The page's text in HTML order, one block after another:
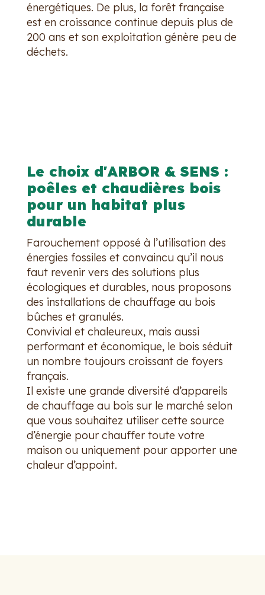
énergétiques. De plus, la forêt française
est en croissance continue depuis plus de
200 ans et son exploitation génère peu de
déchets.
Le choix d'ARBOR & SENS :
poêles et chaudières bois
pour un habitat plus
durable
Farouchement opposé à l’utilisation des
énergies fossiles et convaincu qu’il nous
faut revenir vers des solutions plus
écologiques et durables, nous proposons
des installations de chauffage au bois
bûches et granulés.
Convivial et chaleureux, mais aussi
performant et économique, le bois séduit
un nombre toujours croissant de foyers
français.
Il existe une grande diversité d’appareils
de chauffage au bois sur le marché selon
que vous souhaitez utiliser cette source
d’énergie pour chauffer toute votre
maison ou uniquement pour apporter une
chaleur d’appoint.